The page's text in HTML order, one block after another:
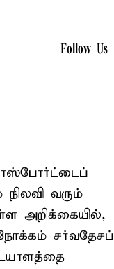
Follow Us
பாஸ்போர்ட்டைப்
வரும்
அறிக்கையில்,
நோக்கம் சர்வதேசப்